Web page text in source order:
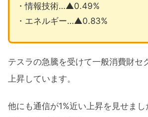
・情報技術…▲0.49%
・エネルギー…▲0.83%
テスラの急騰を受けて一般消費財セ
上昇しています。
他にも通信が1%近い上昇を見せま